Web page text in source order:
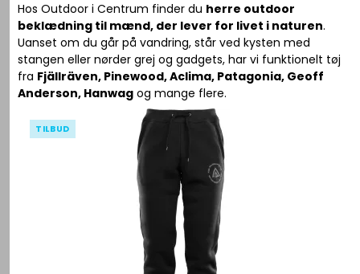
Hos Outdoor i Centrum finder du herre outdoor
beklædning til mænd, der lever for livet i naturen.
Uanset om du går på vandring, står ved kysten med
stangen eller nørder grej og gadgets, har vi funktionelt tøj
fra Fjällräven, Pinewood, Aclima, Patagonia, Geoff
Anderson, Hanwag og mange flere.
TILBUD